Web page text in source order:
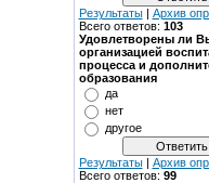
Результаты| Архив
Всего ответов: 103
Удовлетворены ли
организацией
процесса и
образования
да
нет
другое
Результаты| Архив
Всего ответов: 99